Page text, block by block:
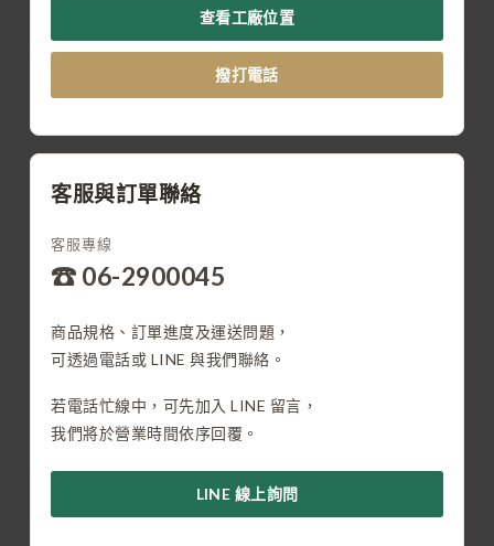
查看工廠位置
撥打電話
客服與訂單聯絡
客服專線
☎ 06-2900045
商品規格、訂單進度及運送問題，
可透過電話或 LINE 與我們聯絡。
若電話忙線中，可先加入 LINE 留言，
我們將於營業時間依序回覆。
LINE 線上詢問